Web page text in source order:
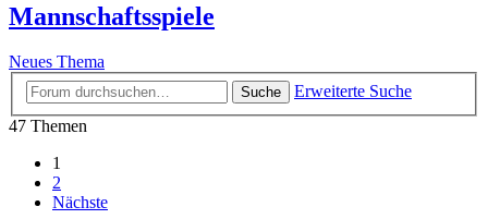
Mannschaftsspiele
Neues Thema
Suche
Erweiterte Suche
47 Themen
1
2
Nächste